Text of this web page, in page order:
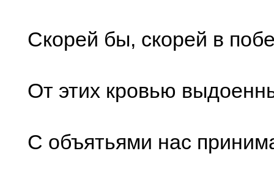
Скорей бы, скорей в
От этих кровью
С объятьями нас